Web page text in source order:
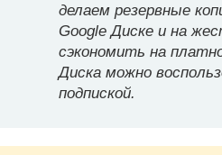
делаем резервные
Google Диске и на
сэкономить на
Диска можно
подпиской.